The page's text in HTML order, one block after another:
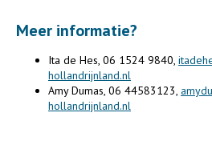
Meer informatie?
Ita de Hes, 06 1524 9840,
hollandrijnland.nl
Amy Dumas, 06 44583123,
hollandrijnland.nl